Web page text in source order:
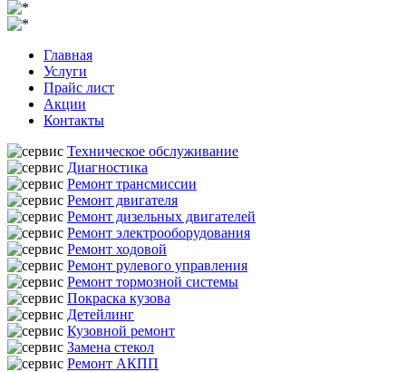
Главная
Услуги
Прайс лист
Акции
Контакты
Техническое обслуживание
Диагностика
Ремонт трансмиссии
Ремонт двигателя
Ремонт дизельных двигателей
Ремонт электрооборудования
Ремонт ходовой
Ремонт рулевого управления
Ремонт тормозной системы
Покраска кузова
Детейлинг
Кузовной ремонт
Замена стекол
Ремонт АКПП